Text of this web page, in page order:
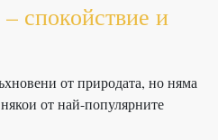
спокойствие и
от природата, но няма
от най-популярните